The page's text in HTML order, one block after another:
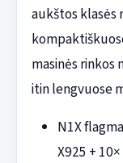
aukštos klasės
masinės
itin lengvuose
N1X
X925 +